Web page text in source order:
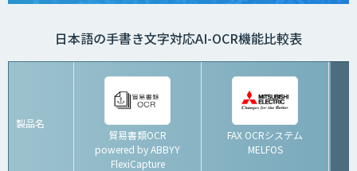
日本語の手書き文字対応AI-OCR機能比較表
製品名
貿易書類OCR
powered by ABBYY
FlexiCapture
FAX OCRシステム
MELFOS